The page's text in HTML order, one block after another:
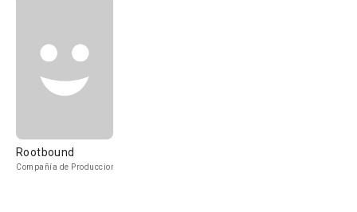
Rootbound
Compañía de Produccion